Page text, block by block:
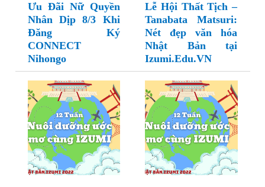
Ưu Đãi Nữ Quyền
Nhân Dịp 8/3 Khi
Đăng Ký
CONNECT
Nihongo
Lễ Hội Thất Tịch –
Tanabata Matsuri:
Nét đẹp văn hóa
Nhật Bản tại
Izumi.Edu.VN